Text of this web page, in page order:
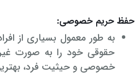
حفظ حریم خصوصی:
به طور معمول بسیاری از
حقوقی خود را به صورت
خصوصی و حیثیت فرد،